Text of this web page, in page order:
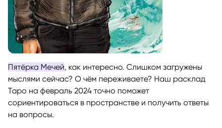
Пятёрка Мечей, как интересно. Слишком загружены
мыслями сейчас? О чём переживаете? Наш расклад
Таро на февраль 2024 точно поможет
сориентироваться в пространстве и получить ответы
на вопросы.